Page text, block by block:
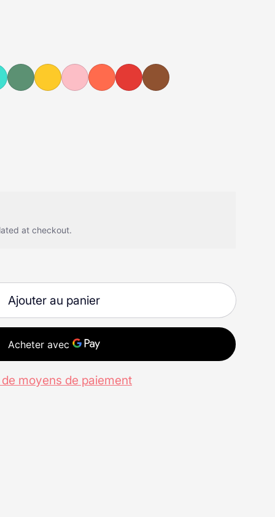
at checkout.
Ajouter au panier
de moyens de paiement